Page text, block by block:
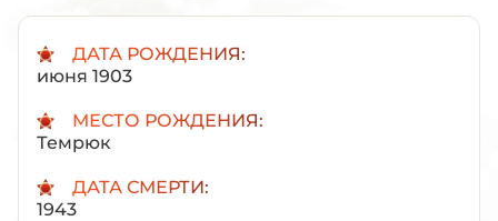
ДАТА РОЖДЕНИЯ:
июня 1903
МЕСТО РОЖДЕНИЯ:
Темрюк
ДАТА СМЕРТИ:
1943